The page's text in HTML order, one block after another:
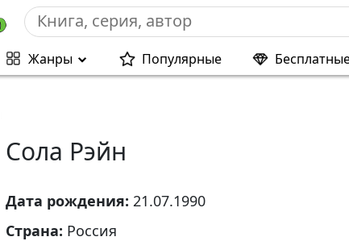
Жанры Популярные
Сола Рэйн
Дата рождения: 21.07.1990
Страна: Россия